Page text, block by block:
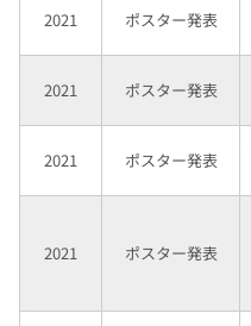
2021 ポスター発表
2021 ポスター発表
2021 ポスター発表
2021 ポスター発表